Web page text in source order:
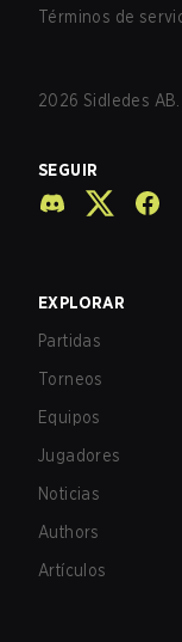
Términos de
2026 Sidledes
SEGUIR
EXPLORAR
Partidas
Torneos
Equipos
Jugadores
Noticias
Authors
Artículos